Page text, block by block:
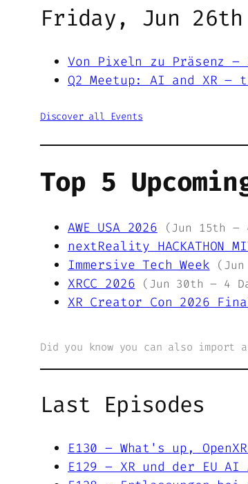
Friday, Jun 26th
Von Pixeln zu Präsenz –
Q2 Meetup: AI and XR –
Discover all Events
Top 5
AWE USA 2026 (Jun 15th –
nextReality HACKATHON
Immersive Tech Week
XRCC 2026 (Jun 30th – 4
XR Creator Con 2026
Did you know you can also import
Last Episodes
E130 – What's up,
E129 – XR und der EU